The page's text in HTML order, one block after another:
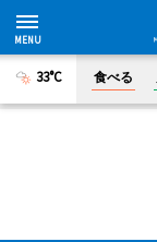
33°C 食べる